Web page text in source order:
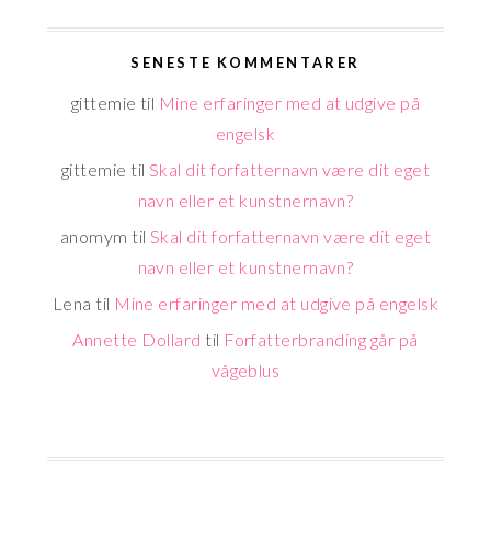
SENESTE KOMMENTARER
gittemie til Mine erfaringer med at udgive på
engelsk
gittemie til Skal dit forfatternavn være dit eget
navn eller et kunstnernavn?
anomym til Skal dit forfatternavn være dit eget
navn eller et kunstnernavn?
Lena til Mine erfaringer med at udgive på engelsk
Annette Dollard til Forfatterbranding går på
vågeblus